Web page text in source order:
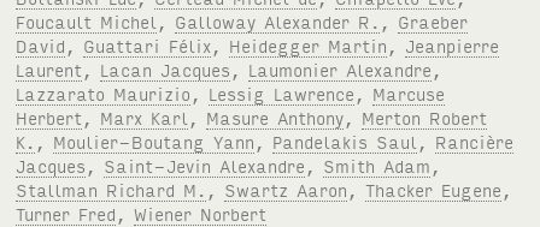
Foucault Michel , Galloway Alexander R. , Graeber
David , Guattari Félix, Heidegger Martin , Jeanpierre
Laurent , Lacan Jacques , Laumonier Alexandre ,
Lazzarato Maurizio , Lessig Lawrence , Marcuse
Herbert , Marx Karl , Masure Anthony, Merton Robert
K. , Moulier-Boutang Yann , Pandelakis Saul , Rancière
Jacques , Saint-Jevin Alexandre , Smith Adam ,
Stallman Richard M. , Swartz Aaron ,Thacker Eugene ,
Turner Fred ,Wiener Norbert